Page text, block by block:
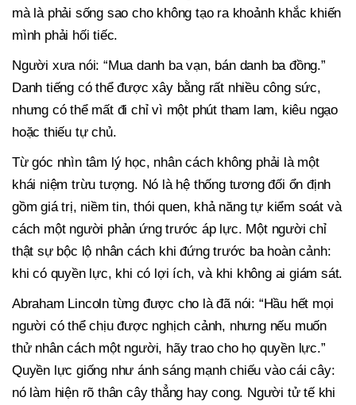
mà là phải sống sao cho không tạo ra khoảnh khắc khiến
mình phải hối tiếc.
Người xưa nói: “Mua danh ba vạn, bán danh ba đồng.”
Danh tiếng có thể được xây bằng rất nhiều công sức,
nhưng có thể mất đi chỉ vì một phút tham lam, kiêu ngạo
hoặc thiếu tự chủ.
Từ góc nhìn tâm lý học, nhân cách không phải là một
khái niệm trừu tượng. Nó là hệ thống tương đối ổn định
gồm giá trị, niềm tin, thói quen, khả năng tự kiểm soát và
cách một người phản ứng trước áp lực. Một người chỉ
thật sự bộc lộ nhân cách khi đứng trước ba hoàn cảnh:
khi có quyền lực, khi có lợi ích, và khi không ai giám sát.
Abraham Lincoln từng được cho là đã nói: “Hầu hết mọi
người có thể chịu được nghịch cảnh, nhưng nếu muốn
thử nhân cách một người, hãy trao cho họ quyền lực.”
Quyền lực giống như ánh sáng mạnh chiếu vào cái cây:
nó làm hiện rõ thân cây thẳng hay cong. Người tử tế khi